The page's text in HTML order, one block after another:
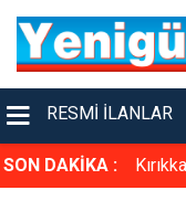
RESMI İLANLAR
SON DAKİKA :